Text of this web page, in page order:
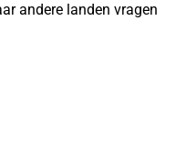
andere landen vragen